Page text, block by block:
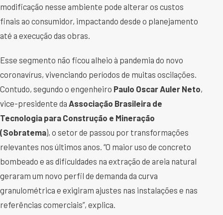
modificação nesse ambiente pode alterar os custos
finais ao consumidor, impactando desde o planejamento
até a execução das obras.
Esse segmento não ficou alheio à pandemia do novo
coronavírus, vivenciando períodos de muitas oscilações.
Contudo, segundo o engenheiro Paulo Oscar Auler Neto,
vice-presidente da Associação Brasileira de
Tecnologia para Construção e Mineração
(Sobratema), o setor de passou por transformações
relevantes nos últimos anos. “O maior uso de concreto
bombeado e as dificuldades na extração de areia natural
geraram um novo perfil de demanda da curva
granulométrica e exigiram ajustes nas instalações e nas
referências comerciais”, explica.